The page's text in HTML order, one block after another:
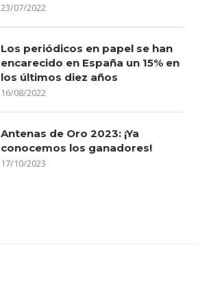
23/07/2022
Los periódicos en papel se han
encarecido en España un 15% en
los últimos diez años
16/08/2022
Antenas de Oro 2023: ¡Ya
conocemos los ganadores!
17/10/2023